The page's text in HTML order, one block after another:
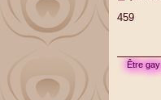
s
459
Être